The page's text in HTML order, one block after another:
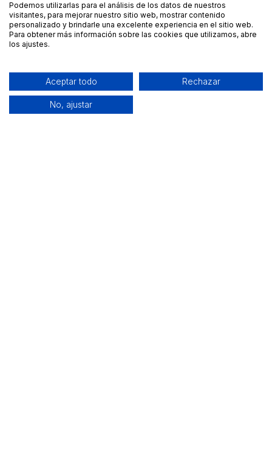
Podemos utilizarlas para el análisis de los datos de nuestros
visitantes, para mejorar nuestro sitio web, mostrar contenido
personalizado y brindarle una excelente experiencia en el sitio web.
Para obtener más información sobre las cookies que utilizamos, abre
los ajustes.
Aceptar todo Rechazar
No, ajustar